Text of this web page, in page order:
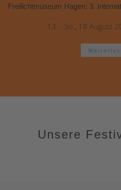
Freilichtmuseum Hagen: 3.
13. - So., 18 August
Unsere